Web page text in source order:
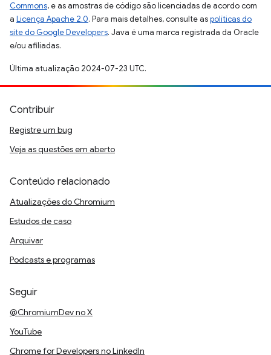
Commons, e as amostras de código são licenciadas de acordo com
a Licença Apache 2.0. Para mais detalhes, consulte aspolíticas do
site do Google Developers. Java é uma marca registrada da Oracle
e/ou afiliadas.
Última atualização 2024-07-23 UTC.
Contribuir
Registre um bug
Veja as questões em aberto
Conteúdo relacionado
Atualizações do Chromium
Estudos de caso
Arquivar
Podcasts e programas
Seguir
@ChromiumDev no X
YouTube
Chrome for Developers no LinkedIn